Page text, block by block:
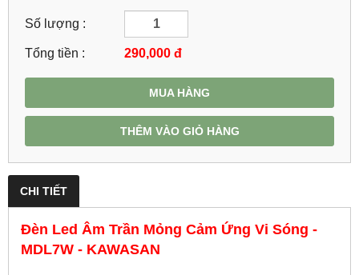
Số lượng :
Tổng tiền : 290,000 đ
MUA HÀNG
THÊM VÀO GIỎ HÀNG
CHI TIẾT
Đèn Led Âm Trần Mỏng Cảm Ứng Vi Sóng -
MDL7W - KAWASAN